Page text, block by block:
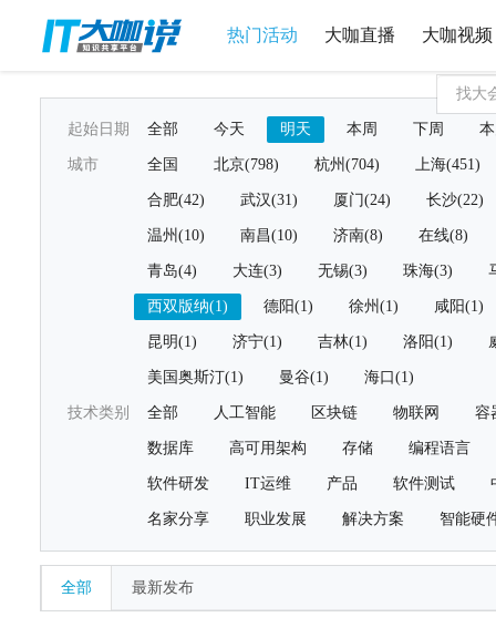
热门活动 大咖直播 大咖视频
起始日期 全部 今天 明天 本周 下周
城市 全国 北京(798) 杭州(704) 上海(451)
合肥(42) 武汉(31) 厦门(24) 长沙(22)
温州(10) 南昌(10) 济南(8) 在线(8)
青岛(4) 大连(3) 无锡(3) 珠海(3)
西双版纳(1) 德阳(1) 徐州(1) 咸阳(1)
昆明(1) 济宁(1) 吉林(1) 洛阳(1)
美国奥斯汀(1) 曼谷(1) 海口(1)
技术类别 全部 人工智能 区块链 物联网 容
数据库 高可用架构 存储 编程语言
软件研发 IT运维 产品 软件测试
名家分享 职业发展 解决方案 智能硬
全部 最新发布